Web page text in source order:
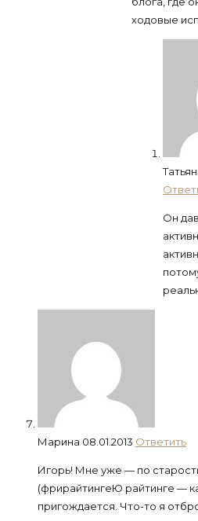
ходовые
Он
Марина 08.01.2013 Ответить
Игорь! Мне уже — по
(фрирайтингеЮ райтинге —
пригождается. Что-то я